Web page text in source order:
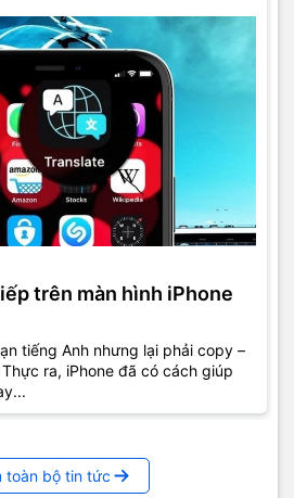
trên màn hình iPhone
tiếng Anh nhưng lại phải copy –
ra, iPhone đã có cách giúp
toàn bộ tin tức